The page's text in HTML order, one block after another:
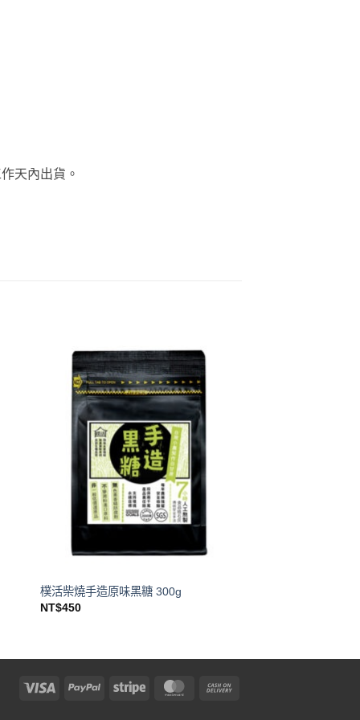
天內出貨。
樸活柴燒手造原味黑糖 300g
NT$450
Visa PayPal Stripe MasterCard